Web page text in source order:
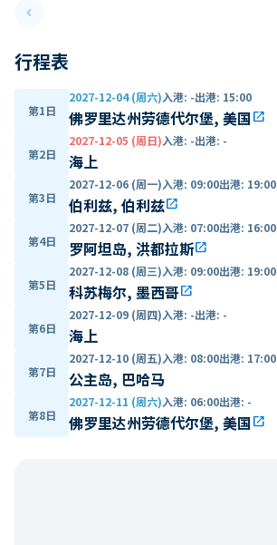
keyboard_arrow_leftPrevious slide
行程表
第1日
2027-12-04 (周六)入港: -出港: 15:00
佛罗里达州劳德代尔堡, 美国open_in_new
第2日
2027-12-05 (周日)入港: -出港: -
海上
第3日
2027-12-06 (周一)入港: 09:00出港: 19:00
伯利兹, 伯利兹open_in_new
第4日
2027-12-07 (周二)入港: 07:00出港: 16:00
罗阿坦岛, 洪都拉斯open_in_new
第5日
2027-12-08 (周三)入港: 09:00出港: 19:00
科苏梅尔, 墨西哥open_in_new
第6日
2027-12-09 (周四)入港: -出港: -
海上
第7日
2027-12-10 (周五)入港: 08:00出港: 17:00
公主岛, 巴哈马
第8日
2027-12-11 (周六)入港: 06:00出港: -
佛罗里达州劳德代尔堡, 美国open_in_new